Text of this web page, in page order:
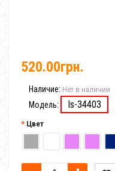
520.00грн.
Наличие: Нет в наличии
Модель: Is-34403
Цвет